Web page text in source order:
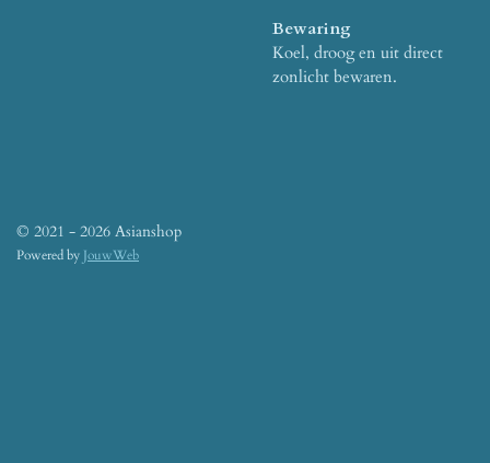
Bewaring
Koel, droog en uit direct
zonlicht bewaren.
© 2021 - 2026 Asianshop
Powered by JouwWeb